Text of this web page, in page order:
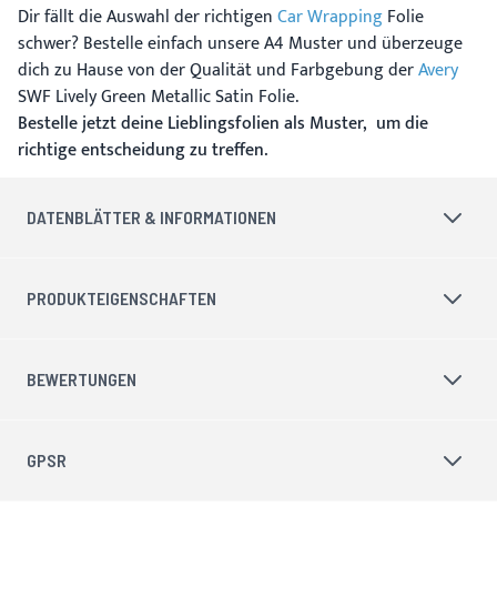
Dir fällt die Auswahl der richtigenCar WrappingFolie
schwer? Bestelle einfach unsere A4 Muster und überzeuge
dich zu Hause von der Qualität und Farbgebung derAvery
SWF Lively Green Metallic Satin Folie.
Bestelle jetzt deine Lieblingsfolien als Muster, um die
richtige entscheidung zu treffen.
DATENBLÄTTER & INFORMATIONEN
PRODUKTEIGENSCHAFTEN
BEWERTUNGEN
GPSR